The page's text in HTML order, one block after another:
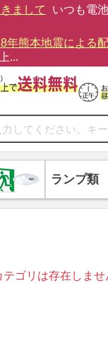
まして
いつも電
8年熊本地震による
...
ランプ類
テゴリは存在しませ